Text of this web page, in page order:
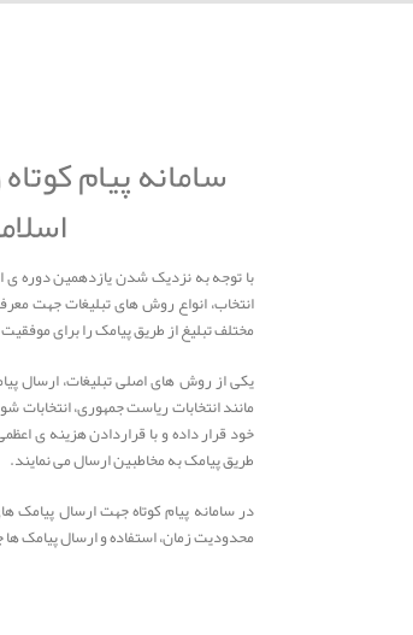
سامانه پیام
اسلامی
با توجه به نزدیک شدن یازدهمین دوره ی
انتخاب، انواع روش های تبلیغات جهت
مختلف تبلیغ از طریق پیامک را برای
یکی از روش های اصلی تبلیغات، ارسال
مانند انتخابات ریاست جمهوری، انتخابات
خود قرار داده و با قراردادن هزینه ی
طریق پیامک به مخاطبین ارسال می نمایند.
در سامانه پیام کوتاه جهت ارسال پیامک
محدودیت زمان، استفاده و ارسال پیامک